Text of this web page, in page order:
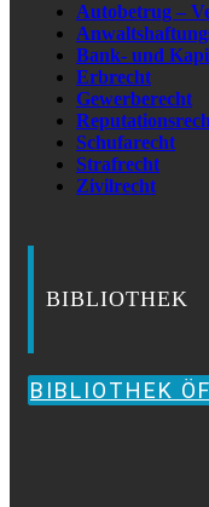
Autobetrug –
Bank- und
Erbrecht
Gewerberecht
Schufarecht
Strafrecht
Zivilrecht
BIBLIOTHEK
BIBLIOTHEK